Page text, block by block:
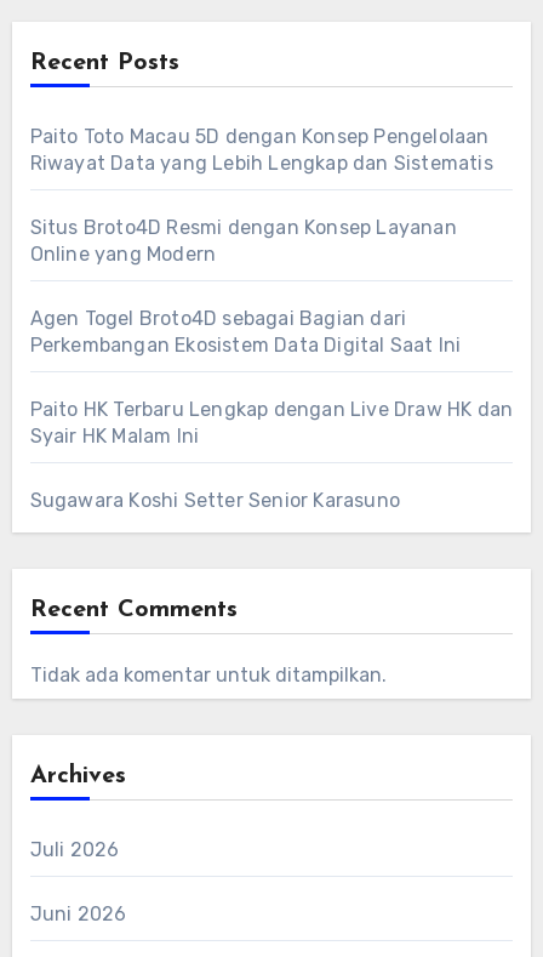
Recent Posts
Paito Toto Macau 5D dengan Konsep Pengelolaan
Riwayat Data yang Lebih Lengkap dan Sistematis
Situs Broto4D Resmi dengan Konsep Layanan
Online yang Modern
Agen Togel Broto4D sebagai Bagian dari
Perkembangan Ekosistem Data Digital Saat Ini
Paito HK Terbaru Lengkap dengan Live Draw HK dan
Syair HK Malam Ini
Sugawara Koshi Setter Senior Karasuno
Recent Comments
Tidak ada komentar untuk ditampilkan.
Archives
Juli 2026
Juni 2026